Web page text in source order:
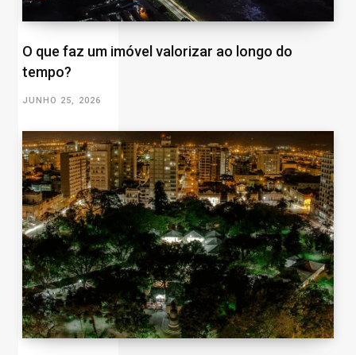
O que faz um imóvel valorizar ao longo do
tempo?
JUNHO 25, 2026